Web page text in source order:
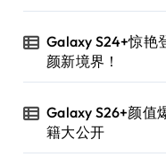
Galaxy S24+惊艳
颜新境界！
Galaxy S26+颜值
籍大公开